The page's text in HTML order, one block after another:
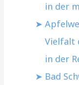
in der
Vielfalt
in der
Bad